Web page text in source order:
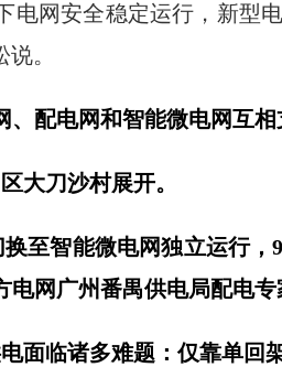
电网安全稳定运行，新型
。
、配电网和智能微电网互相
大刀沙村展开。
至智能微电网独立运行
网广州番禺供电局配电专
面临诸多难题：仅靠单回